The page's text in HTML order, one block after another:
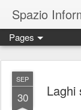
Spazio
Escursioni,
Pages
SEP
30 Laghi